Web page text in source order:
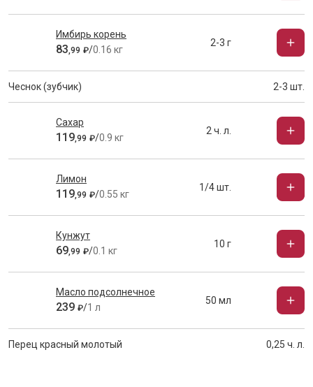
Имбирь корень
83,99 ₽/0.16 кг
2-3 г
Чеснок (зубчик) 2-3 шт.
Сахар
119,99 ₽/0.9 кг
2 ч. л.
Лимон
119,99 ₽/0.55 кг
1/4 шт.
Кунжут
69,99 ₽/0.1 кг
10 г
Масло подсолнечное
239 ₽/1 л
50 мл
Перец красный молотый 0,25 ч. л.